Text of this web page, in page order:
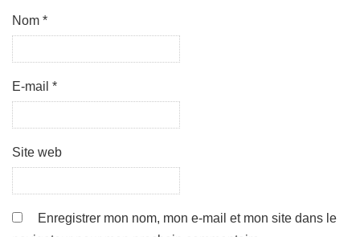
Nom *
E-mail *
Site web
Enregistrer mon nom, mon e-mail et mon site dans le